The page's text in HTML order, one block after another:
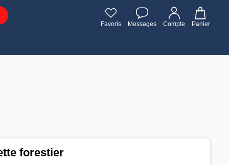
Favoris Messages Compte Panier
forestier